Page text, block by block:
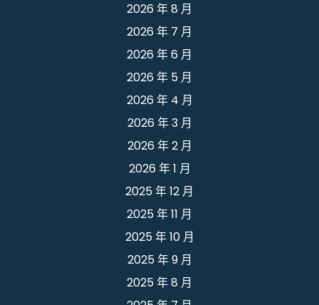
2026 年 8 月
2026 年 7 月
2026 年 6 月
2026 年 5 月
2026 年 4 月
2026 年 3 月
2026 年 2 月
2026 年 1 月
2025 年 12 月
2025 年 11 月
2025 年 10 月
2025 年 9 月
2025 年 8 月